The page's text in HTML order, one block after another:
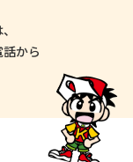
から